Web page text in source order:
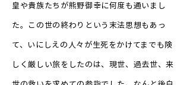
皇や貴族たちが熊野御幸に何度も通いまし
た。この世の終わりという末法思想もあっ
て、いにしえの人々が生死をかけてまでも険
しく厳しい旅をしたのは、現世、過去世、来